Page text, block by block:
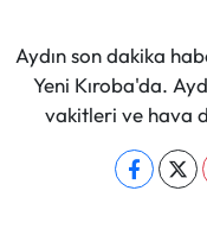
Aydın son dakika
Yeni Kıroba'da.
vakitleri ve hava